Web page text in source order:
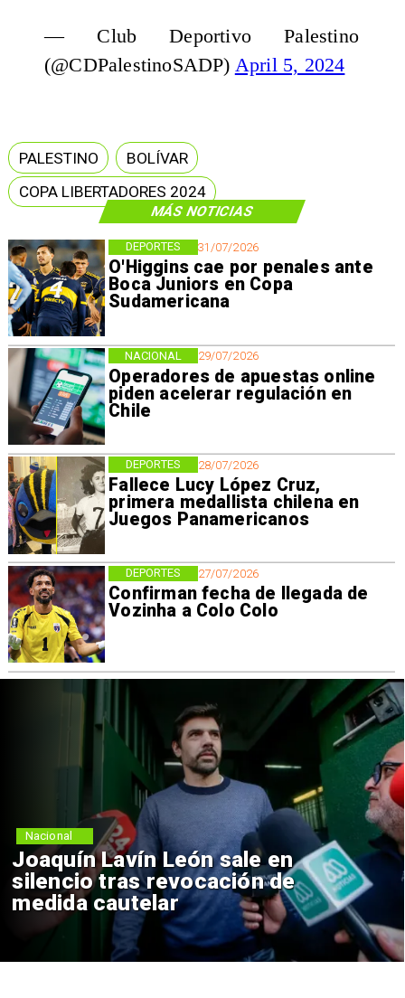
MÁS NOTICIAS
31/07/2026
O'Higgins cae por penales ante
Boca Juniors en Copa
Sudamericana
DEPORTES
29/07/2026
Operadores de apuestas online
piden acelerar regulación en
Chile
NACIONAL
28/07/2026
Fallece Lucy López Cruz,
primera medallista chilena en
Juegos Panamericanos
DEPORTES
27/07/2026
Confirman fecha de llegada de
Vozinha a Colo Colo
DEPORTES
— Club Deportivo Palestino
(@CDPalestinoSADP) April 5, 2024
PALESTINO
BOLÍVAR
COPA LIBERTADORES 2024
Joaquín Lavín León sale en
silencio tras revocación de
medida cautelar
Nacional